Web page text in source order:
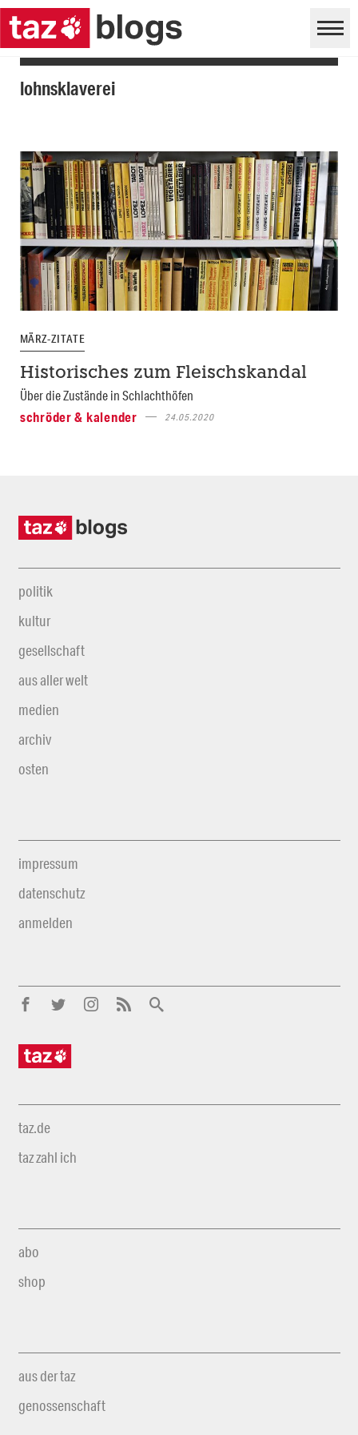
lohnsklaverei
MÄRZ-ZITATE
Historisches zum Fleischskandal
Über die Zustände in Schlachthöfen
schröder & kalender
24.05.2020
politik
kultur
gesellschaft
aus aller welt
medien
archiv
osten
impressum
datenschutz
anmelden
taz.de
taz zahl ich
abo
shop
aus der taz
genossenschaft